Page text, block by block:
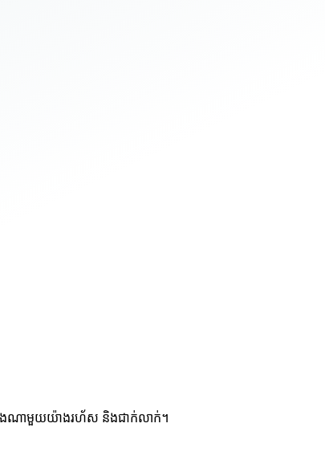
ងណាមួយយ៉ាងរហ័ស និងជាក់លាក់។